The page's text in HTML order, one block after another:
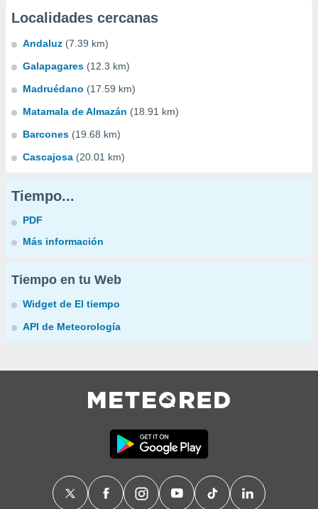
Localidades cercanas
Andaluz (7.39 km)
Galapagares (12.3 km)
Madruédano (17.59 km)
Matamala de Almazán (18.91 km)
Barcones (19.68 km)
Cascajosa (20.01 km)
Tiempo...
PDF
Más información
Tiempo en tu Web
Widget de El tiempo
API de Meteorología